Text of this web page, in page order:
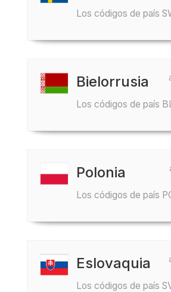
Los códigos de país
Bielorrusia
Los códigos de país
Polonia
Los códigos de país
Eslovaquia
Los códigos de país